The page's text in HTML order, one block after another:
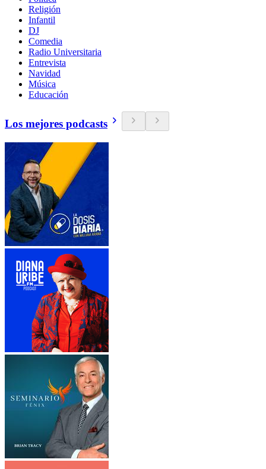
Religión
Infantil
DJ
Comedia
Radio Universitaria
Entrevista
Navidad
Música
Educación
Los mejores podcasts